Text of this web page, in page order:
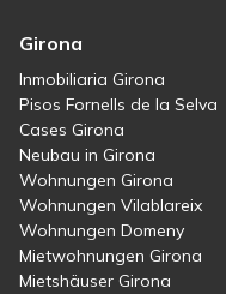
Girona
Inmobiliaria Girona
Pisos Fornells de la Selva
Cases Girona
Neubau in Girona
Wohnungen Girona
Wohnungen Vilablareix
Wohnungen Domeny
Mietwohnungen Girona
Mietshäuser Girona